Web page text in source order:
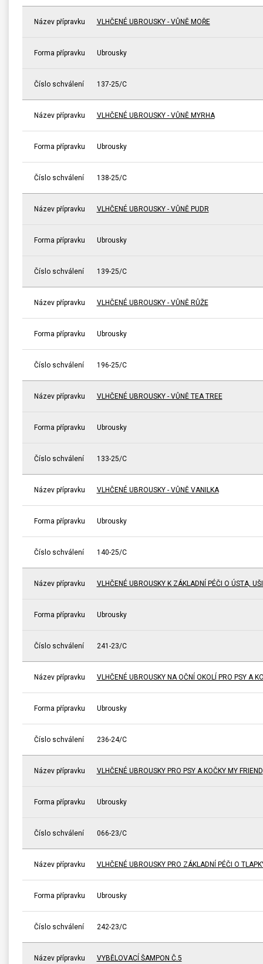
Název přípravku VLHČENÉ UBROUSKY - VŮNĚ MOŘE
Forma přípravku Ubrousky
Číslo schválení 137-25/C
Název přípravku VLHČENÉ UBROUSKY - VŮNĚ MYRHA
Forma přípravku Ubrousky
Číslo schválení 138-25/C
Název přípravku VLHČENÉ UBROUSKY - VŮNĚ PUDR
Forma přípravku Ubrousky
Číslo schválení 139-25/C
Název přípravku VLHČENÉ UBROUSKY - VŮNĚ RŮŽE
Forma přípravku Ubrousky
Číslo schválení 196-25/C
Název přípravku VLHČENÉ UBROUSKY - VŮNĚ TEA TREE
Forma přípravku Ubrousky
Číslo schválení 133-25/C
Název přípravku VLHČENÉ UBROUSKY - VŮNĚ VANILKA
Forma přípravku Ubrousky
Číslo schválení 140-25/C
Název přípravku VLHČENÉ UBROUSKY K ZÁKLADNÍ PÉČI O ÚSTA,
Forma přípravku Ubrousky
Číslo schválení 241-23/C
Název přípravku VLHČENÉ UBROUSKY NA OČNÍ OKOLÍ PRO PSY A
Forma přípravku Ubrousky
Číslo schválení 236-24/C
Název přípravku VLHČENÉ UBROUSKY PRO PSY A KOČKY MY FRIEND
Forma přípravku Ubrousky
Číslo schválení 066-23/C
Název přípravku VLHČENÉ UBROUSKY PRO ZÁKLADNÍ PÉČI O
Forma přípravku Ubrousky
Číslo schválení 242-23/C
Název přípravku VYBĚLOVACÍ ŠAMPON Č.5